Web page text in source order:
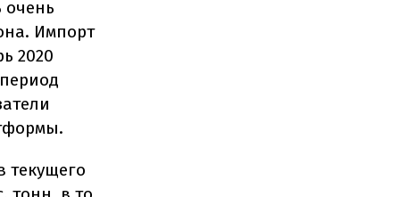
очень
Импорт
2020
текущего